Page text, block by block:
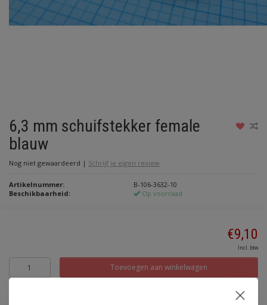
6,3 mm schuifstekker female
blauw
Nog niet gewaardeerd | Schrijf je eigen review
Artikelnummer:
B-106-3632-10
Beschikbaarheid:
Op voorraad
€9,10
Incl. btw
Toevoegen aan winkelwagen